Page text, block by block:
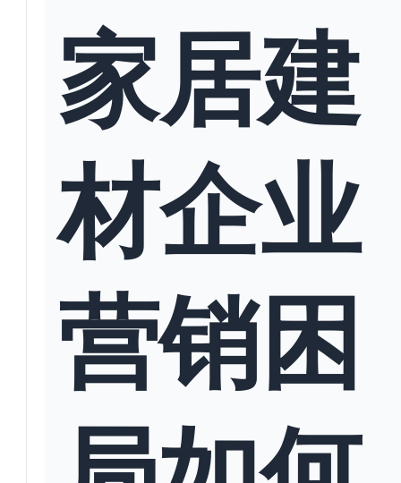
家居建
材企业
营销困